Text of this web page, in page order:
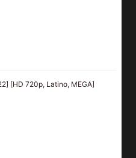
[HD 720p, Latino, MEGA]